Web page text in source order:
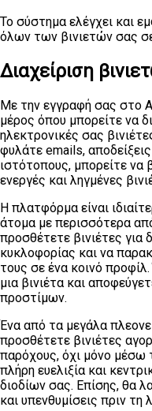
Το σύστημα ελέγχει και
όλων των βινιετών σας
Διαχείριση
Με την εγγραφή σας στο
μέρος όπου μπορείτε να
ηλεκτρονικές σας
φυλάτε emails,
ιστότοπους, μπορείτε να
ενεργές και ληγμένες
Η πλατφόρμα είναι
άτομα με περισσότερα
προσθέτετε βινιέτες για
κυκλοφορίας και να
τους σε ένα κοινό
μια βινιέτα και
προστίμων.
Ένα από τα μεγάλα
προσθέτετε βινιέτες
παρόχους, όχι μόνο μέσω
πλήρη ευελιξία και
διοδίων σας. Επίσης, θα
και υπενθυμίσεις πριν τη